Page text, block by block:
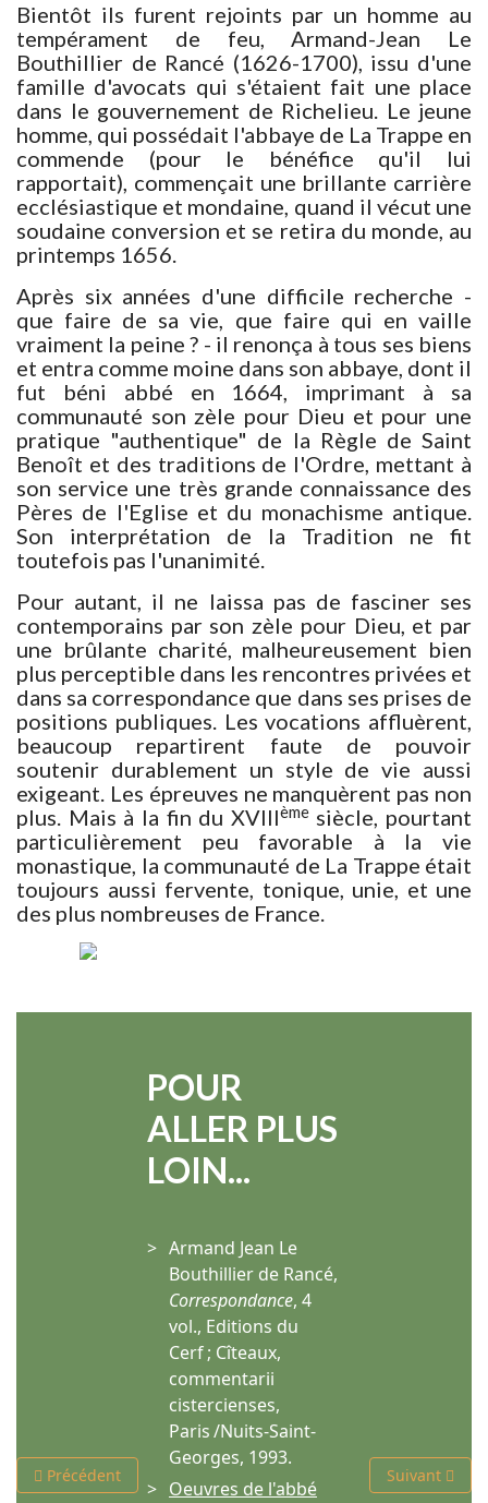
Bientôt ils furent rejoints par un homme au
tempérament de feu, Armand-Jean Le
Bouthillier de Rancé (1626-1700), issu d'une
famille d'avocats qui s'étaient fait une place
dans le gouvernement de Richelieu. Le jeune
homme, qui possédait l'abbaye de La Trappe en
commende (pour le bénéfice qu'il lui
rapportait), commençait une brillante carrière
ecclésiastique et mondaine, quand il vécut une
soudaine conversion et se retira du monde, au
printemps 1656.
Après six années d'une difficile recherche -
que faire de sa vie, que faire qui en vaille
vraiment la peine ? - il renonça à tous ses biens
et entra comme moine dans son abbaye, dont il
fut béni abbé en 1664, imprimant à sa
communauté son zèle pour Dieu et pour une
pratique "authentique" de la Règle de Saint
Benoît et des traditions de l'Ordre, mettant à
son service une très grande connaissance des
Pères de l'Eglise et du monachisme antique.
Son interprétation de la Tradition ne fit
toutefois pas l'unanimité.
Pour autant, il ne laissa pas de fasciner ses
contemporains par son zèle pour Dieu, et par
une brûlante charité, malheureusement bien
plus perceptible dans les rencontres privées et
dans sa correspondance que dans ses prises de
positions publiques. Les vocations affluèrent,
beaucoup repartirent faute de pouvoir
soutenir durablement un style de vie aussi
exigeant. Les épreuves ne manquèrent pas non
plus. Mais à la fin du XVIIIèmesiècle, pourtant
particulièrement peu favorable à la vie
monastique, la communauté de La Trappe était
toujours aussi fervente, tonique, unie, et une
des plus nombreuses de France.
POUR
ALLER PLUS
LOIN...
Armand Jean Le
Bouthillier de Rancé,
Correspondance, 4
vol., Editions du
Cerf ; Cîteaux,
commentarii
cistercienses,
Paris /Nuits-Saint-
Georges, 1993.
Oeuvres de l'abbé
Article précédent : Saint Bernard, abbé de Clairvaux et
Précédent Article
Suivant